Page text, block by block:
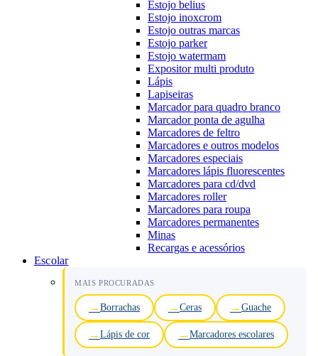
Estojo belius
Estojo inoxcrom
Estojo outras marcas
Estojo parker
Estojo watermam
Expositor multi produto
Lápis
Lapiseiras
Marcador para quadro branco
Marcador ponta de agulha
Marcadores de feltro
Marcadores e outros modelos
Marcadores especiais
Marcadores lápis fluorescentes
Marcadores para cd/dvd
Marcadores roller
Marcadores para roupa
Marcadores permanentes
Minas
Recargas e acessórios
Escolar
MAIS PROCURADAS
Borrachas Ceras Guache
Lápis de cor Marcadores escolares